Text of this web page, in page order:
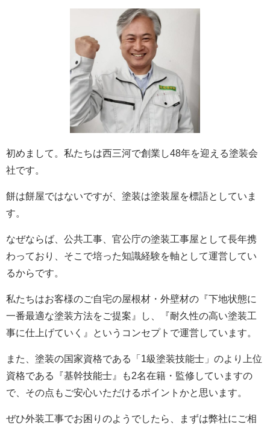
初めまして。私たちは西三河で創業し48年を迎える塗装会
社です。
餅は餅屋ではないですが、塗装は塗装屋を標語としていま
す。
なぜならば、公共工事、官公庁の塗装工事屋として長年携
わっており、そこで培った知識経験を軸として運営してい
るからです。
私たちはお客様のご自宅の屋根材・外壁材の『下地状態に
一番最適な塗装方法をご提案』し、『耐久性の高い塗装工
事に仕上げていく』というコンセプトで運営しています。
また、塗装の国家資格である「1級塗装技能士」のより上位
資格である『基幹技能士』も2名在籍・監修していますの
で、その点もご安心いただけるポイントかと思います。
ぜひ外装工事でお困りのようでしたら、まずは弊社にご相